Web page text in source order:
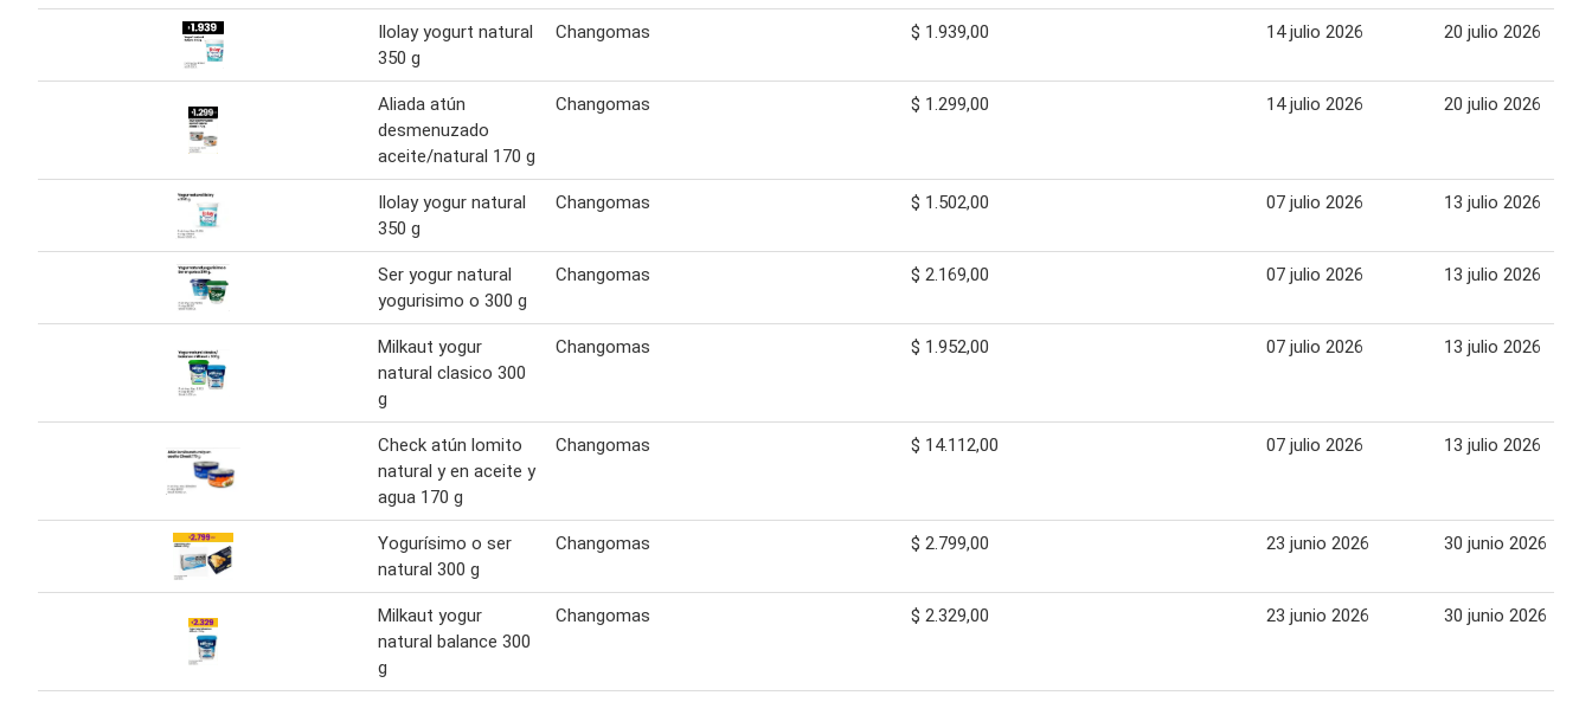
Ilolay yogurt natural
350 g
Changomas $ 1.939,00 14 julio 2026 20 julio 2026
Aliada atún
desmenuzado
aceite/natural 170 g
Changomas $ 1.299,00 14 julio 2026 20 julio 2026
Ilolay yogur natural
350 g
Changomas $ 1.502,00 07 julio 2026 13 julio 2026
Ser yogur natural
yogurisimo o 300 g
Changomas $ 2.169,00 07 julio 2026 13 julio 2026
Milkaut yogur
natural clasico 300
g
Changomas $ 1.952,00 07 julio 2026 13 julio 2026
Check atún lomito
natural y en aceite y
agua 170 g
Changomas $ 14.112,00 07 julio 2026 13 julio 2026
Yogurísimo o ser
natural 300 g
Changomas $ 2.799,00 23 junio 2026 30 junio 2026
Milkaut yogur
natural balance 300
g
Changomas $ 2.329,00 23 junio 2026 30 junio 2026